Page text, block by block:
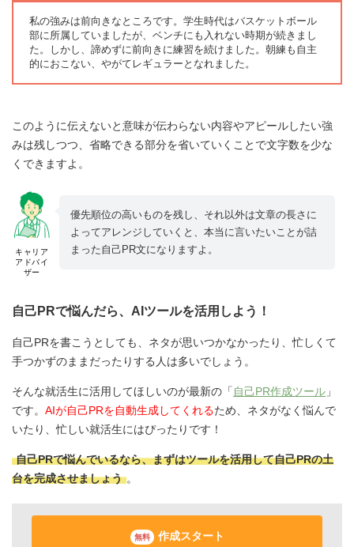
私の強みは前向きなところです。学生時代はバスケットボール
部に所属していましたが、ベンチにも入れない時期が続きまし
た。しかし、諦めずに前向きに練習を続けました。朝練も自主
的におこない、やがてレギュラーとなれました。
このように伝えないと意味が伝わらない内容やアピールしたい強
みは残しつつ、省略できる部分を省いていくことで文字数を少な
くできますよ。
キャリア
アドバイ
ザー
優先順位の高いものを残し、それ以外は文章の長さに
よってアレンジしていくと、本当に言いたいことが詰
まった自己PR文になりますよ。
自己PRで悩んだら、AIツールを活用しよう！
自己PRを書こうとしても、ネタが思いつかなかったり、忙しくて
手つかずのままだったりする人は多いでしょう。
そんな就活生に活用してほしいのが最新の「 自己PR作成ツール 」
です。 AIが自己PRを自動生成してくれるため、ネタがなく悩んで
いたり、忙しい就活生にはぴったりです！
自己PRで悩んでいるなら、まずはツールを活用して自己PRの土
台を完成させましょう 。
無料 作成スタート